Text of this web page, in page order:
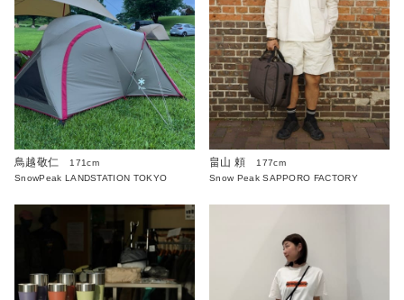
鳥越敬仁
171cm
SnowPeak LANDSTATION TOKYO
畠山 頼
177cm
Snow Peak SAPPORO FACTORY